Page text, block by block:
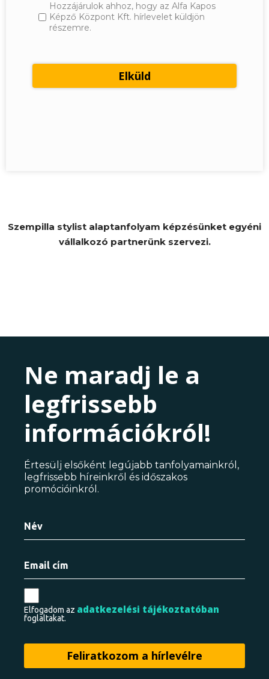
Hozzájárulok ahhoz, hogy az Alfa Kapos
Képző Központ Kft. hírlevelet küldjön
részemre.
Szempilla stylist alaptanfolyam képzésünket egyéni
vállalkozó partnerünk szervezi.
Ne maradj le a
legfrissebb
információkról!
Értesülj elsőként legújabb tanfolyamainkról,
legfrissebb híreinkről és időszakos
promócióinkról.
Elfogadom az adatkezelési tájékoztatóban
foglaltakat.